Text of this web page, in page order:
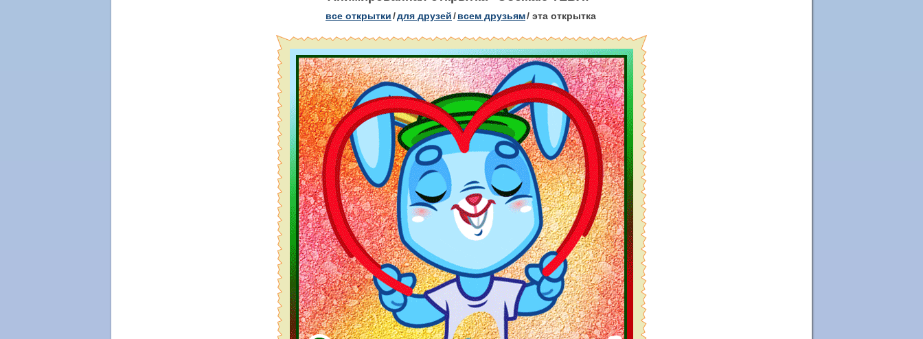
все открытки/для друзей/всем друзьям/ эта открытка